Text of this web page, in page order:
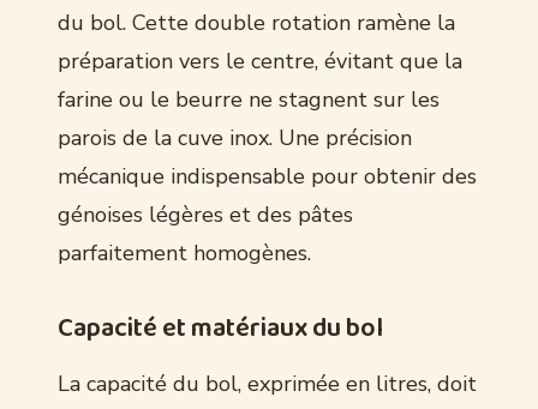
du bol. Cette double rotation ramène la
préparation vers le centre, évitant que la
farine ou le beurre ne stagnent sur les
parois de la cuve inox. Une précision
mécanique indispensable pour obtenir des
génoises légères et des pâtes
parfaitement homogènes.
Capacité et matériaux du bol
La capacité du bol, exprimée en litres, doit